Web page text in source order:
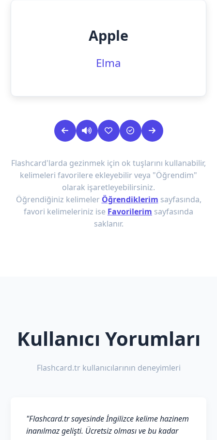
Apple
Elma
Flashcard'larda gezinmek için ok tuşlarını kullanabilir,
kelimeleri favorilere ekleyebilir veya "Öğrendim"
olarak işaretleyebilirsiniz.
Öğrendiğiniz kelimeler Öğrendiklerim sayfasında,
favori kelimeleriniz ise Favorilerim sayfasında
saklanır.
Kullanıcı Yorumları
Flashcard.tr kullanıcılarının deneyimleri
"Flashcard.tr sayesinde İngilizce kelime hazinem
inanılmaz gelişti. Ücretsiz olması ve bu kadar